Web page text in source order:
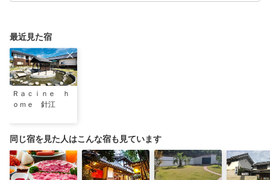
最近見た宿
Ｒａｃｉｎｅ ｈ
ｏｍｅ 針江
同じ宿を見た人はこんな宿も見ています